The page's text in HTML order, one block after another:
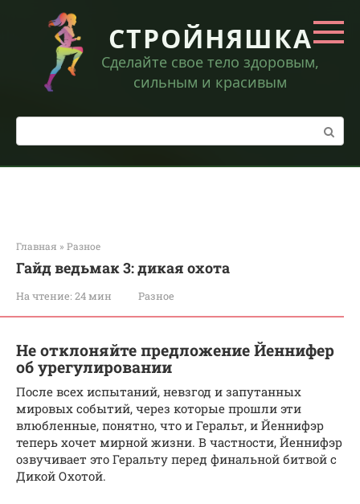
контенту
СТРОЙНЯШКА
Сделайте свое тело здоровым,
сильным и красивым
Поиск:
Главная » Разное
Гайд ведьмак 3: дикая охота
На чтение: 24 мин Разное
Не отклоняйте предложение Йеннифер
об урегулировании
После всех испытаний, невзгод и запутанных
мировых событий, через которые прошли эти
влюбленные, понятно, что и Геральт, и Йеннифэр
теперь хочет мирной жизни. В частности, Йеннифэр
озвучивает это Геральту перед финальной битвой с
Дикой Охотой.